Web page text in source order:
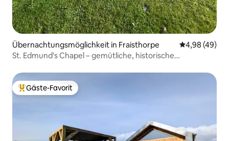
Übernachtungsmöglichkeit in Fraisthorpe
4,98 (49)
St. Edmund's Chapel – gemütliche, historische
Beliebter Gäste-Favorit.
Gäste-Favorit